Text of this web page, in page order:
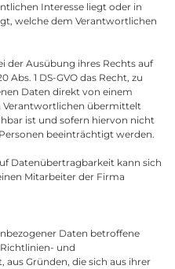
Interesse liegt oder in
welche dem Verantwortlichen
der Ausübung ihres Rechts auf
1 DS-GVO das Recht, zu
Daten direkt von einem
Verantwortlichen übermittelt
ist und sofern hiervon nicht
beeinträchtigt werden.
Datenübertragbarkeit kann sich
Mitarbeiter der Firma
Daten betroffene
und
Gründen, die sich aus ihrer